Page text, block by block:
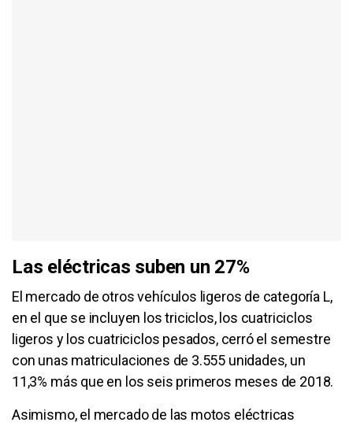
Las eléctricas suben un 27%
El mercado de otros vehículos ligeros de categoría L,
en el que se incluyen los triciclos, los cuatriciclos
ligeros y los cuatriciclos pesados, cerró el semestre
con unas matriculaciones de 3.555 unidades, un
11,3% más que en los seis primeros meses de 2018.
Asimismo, el mercado de las motos eléctricas